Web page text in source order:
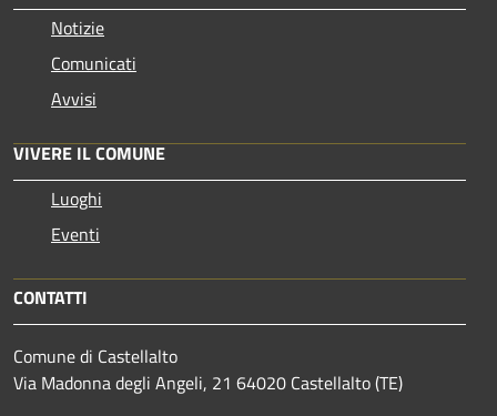
Notizie
Comunicati
Avvisi
VIVERE IL COMUNE
Luoghi
Eventi
CONTATTI
Comune di Castellalto
Via Madonna degli Angeli, 21 64020 Castellalto (TE)